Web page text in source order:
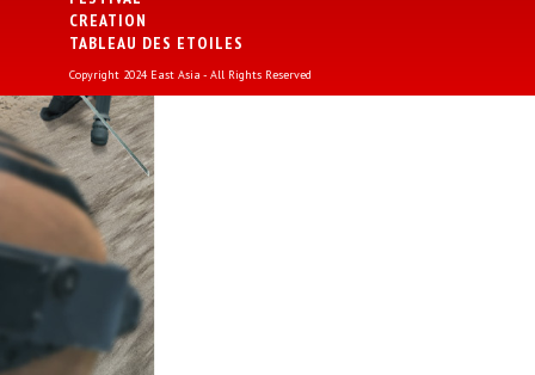
CREATION
TABLEAU DES ETOILES
Copyright 2024 East Asia - All Rights Reserved